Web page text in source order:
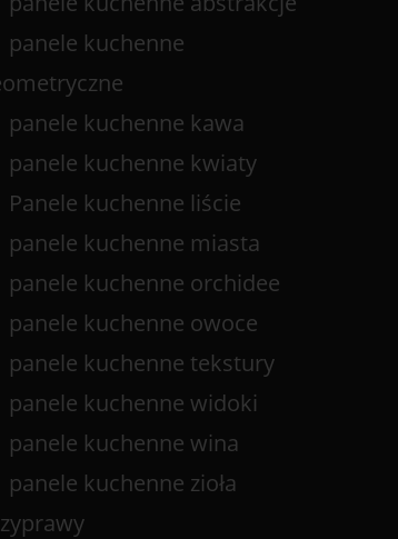
panele kuchenne
panele kuchenne kawa
panele kuchenne kwiaty
Panele kuchenne liście
panele kuchenne miasta
panele kuchenne orchidee
panele kuchenne owoce
panele kuchenne tekstury
panele kuchenne widoki
panele kuchenne wina
panele kuchenne zioła